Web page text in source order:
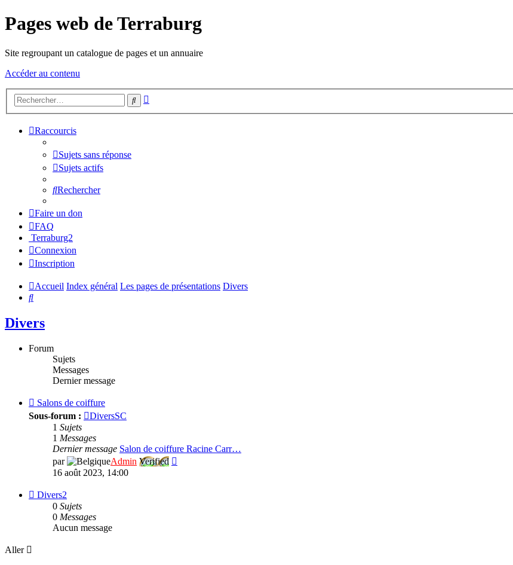
Pages web de Terraburg
Site regroupant un catalogue de pages et un annuaire
Accéder au contenu
Rechercher
Raccourcis
Sujets sans réponse
Sujets actifs
Rechercher
Faire un don
FAQ
Terraburg2
Connexion
Inscription
Accueil Index général Les pages de présentations Divers
Rechercher
Divers
Forum
Sujets
Messages
Dernier message
Flux
Salons
coiffure
Salons de coiffure
Sous-forum :
DiversSC
1 Sujets
1 Messages
Dernier message Salon de coiffure Racine Carr…
par
Admin Verified
16 août 2023, 14:00
Flux
Divers2
Divers2
0 Sujets
0 Messages
Aucun message
Aller